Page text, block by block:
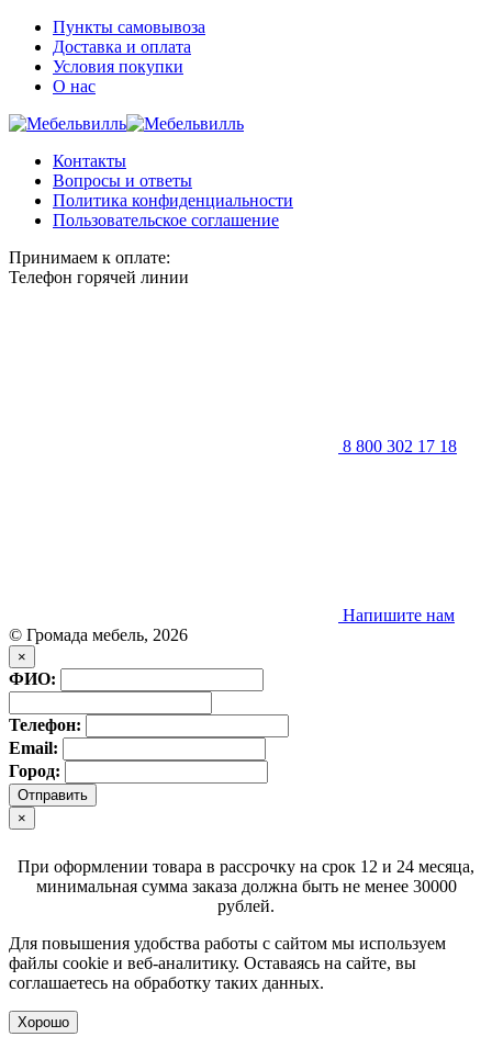
Пункты самовывоза
Доставка и оплата
Условия покупки
О нас
Контакты
Вопросы и ответы
Политика конфиденциальности
Пользовательское соглашение
Принимаем к оплате:
Телефон горячей линии
8 800 302 17 18
Напишите нам
© Громада мебель, 2026
×
ФИО:
Телефон:
Email:
Город:
×
При оформлении товара в рассрочку на срок 12 и 24 месяца,
минимальная сумма заказа должна быть не менее 30000
рублей.
Для повышения удобства работы с сайтом мы используем
файлы cookie и веб-аналитику. Оставаясь на сайте, вы
соглашаетесь на обработку таких данных.
Хорошо